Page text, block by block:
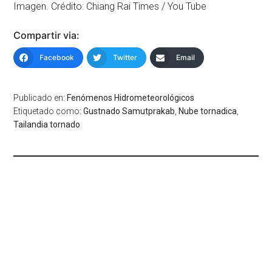
Imagen. Crédito: Chiang Rai Times / You Tube
Compartir via:
Facebook Twitter Email
Publicado en: Fenómenos Hidrometeorológicos
Etiquetado como:Gustnado Samutprakab Nube tornadica
Tailandia tornado